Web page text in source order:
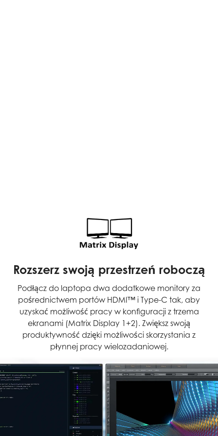
Rozszerz swoją przestrzeń roboczą
Podłącz do laptopa dwa dodatkowe monitory za
pośrednictwem portów HDMI™ i Type-C tak, aby
uzyskać możliwość pracy w konfiguracji z trzema
ekranami (Matrix Display 1+2). Zwiększ swoją
produktywność dzięki możliwości skorzystania z
płynnej pracy wielozadaniowej.